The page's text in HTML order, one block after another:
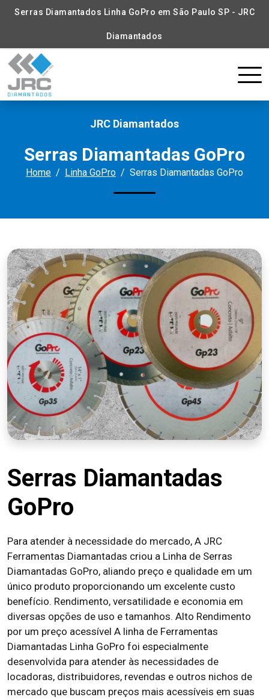
Serras Diamantados Linha GoPro em São Paulo SP - JRC
Diamantados
JRC Diamantados
Serras Diamantadas GoPro
Home Linha GoPro Serras Diamantadas GoPro
Serras Diamantadas
GoPro
Para atender à necessidade do mercado, A JRC
Ferramentas Diamantadas criou a Linha de Serras
Diamantadas GoPro, aliando preço e qualidade em um
único produto proporcionando um excelente custo
benefício. Rendimento, versatilidade e economia em
diversas opções de uso e tamanhos. Alto Rendimento
por um preço acessível A linha de Ferramentas
Diamantadas Linha GoPro foi especialmente
desenvolvida para atender às necessidades de
locadoras, distribuidores, revendas e outros nichos de
mercado que buscam preços mais acessíveis em suas